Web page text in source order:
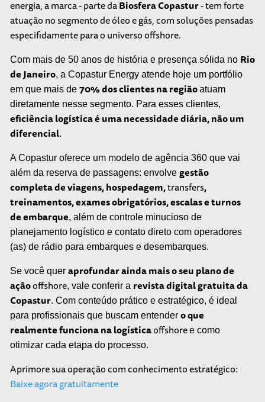
energia, a marca - parte daBiosfera Copastur- tem forte
atuação no segmento de óleo e gás, com soluções pensadas
especifidamente para o universo offshore.
Com mais de 50 anos de história e presença sólida no Rio
de Janeiro, a Copastur Energy atende hoje um portfólio
em que mais de 70% dos clientes na regiãoatuam
diretamente nesse segmento. Para esses clientes,
eficiência logística é uma necessidade diária, não um
diferencial.
A Copastur oferece um modelo de agência 360 que vai
além da reserva de passagens: envolve gestão
completa de viagens, hospedagem,transfers,
treinamentos, exames obrigatórios, escalas e turnos
de embarque, além de controle minucioso de
planejamento logístico e contato direto com operadores
(as) de rádio para embarques e desembarques.
Se você quer aprofundar ainda mais o seu plano de
açãooffshore, vale conferir a revista digital gratuita da
Copastur. Com conteúdo prático e estratégico, é ideal
para profissionais que buscam entender o que
realmente funciona na logísticaoffshoree como
otimizar cada etapa do processo.
Aprimore sua operação com conhecimento estratégico:
Baixe agora gratuitamente